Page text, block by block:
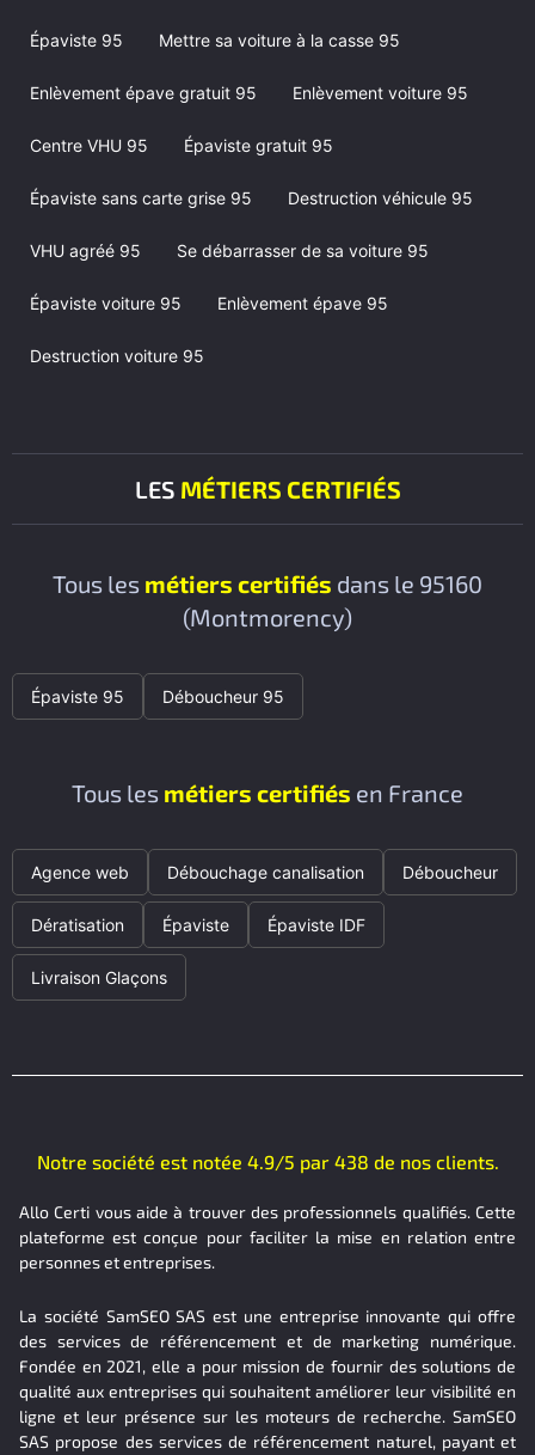
Épaviste 95 Mettre sa voiture à la casse 95
Enlèvement épave gratuit 95 Enlèvement voiture 95
Centre VHU 95 Épaviste gratuit 95
Épaviste sans carte grise 95 Destruction véhicule 95
VHU agréé 95 Se débarrasser de sa voiture 95
Épaviste voiture 95 Enlèvement épave 95
Destruction voiture 95
LES MÉTIERS CERTIFIÉS
Tous les métiers certifiés dans le 95160
(Montmorency)
Épaviste 95 Déboucheur 95
Tous les métiers certifiés en France
Agence web Débouchage canalisation Déboucheur
Dératisation Épaviste Épaviste IDF
Livraison Glaçons
Notre société est notée 4.9/5 par 438 de nos clients.
Allo Certi vous aide à trouver des professionnels qualifiés. Cette
plateforme est conçue pour faciliter la mise en relation entre
personnes et entreprises.
La société SamSEO SAS est une entreprise innovante qui offre
des services de référencement et de marketing numérique.
Fondée en 2021, elle a pour mission de fournir des solutions de
qualité aux entreprises qui souhaitent améliorer leur visibilité en
ligne et leur présence sur les moteurs de recherche. SamSEO
SAS propose des services de référencement naturel, payant et